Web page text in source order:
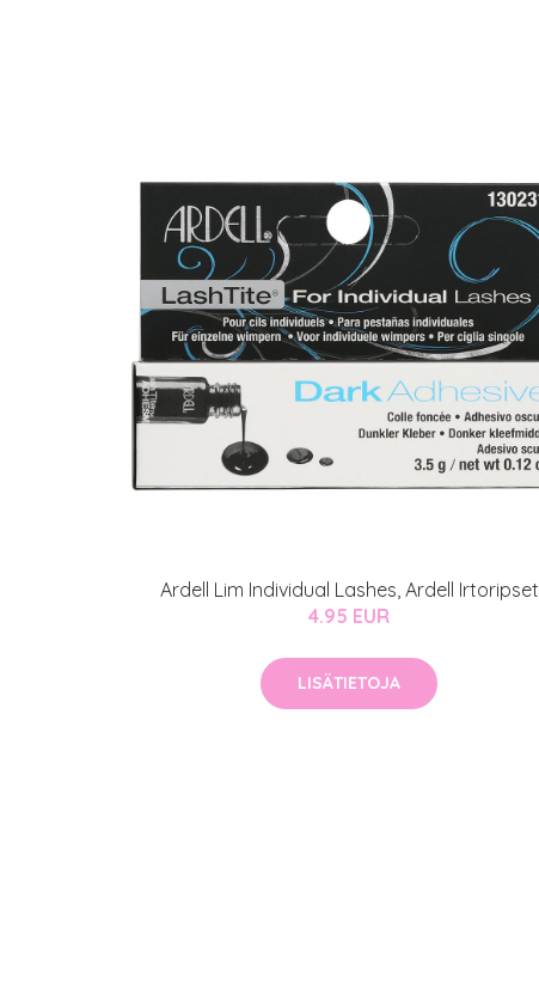
Ardell Lim Individual Lashes, Ardell Irtoripset
4.95 EUR
LISÄTIETOJA